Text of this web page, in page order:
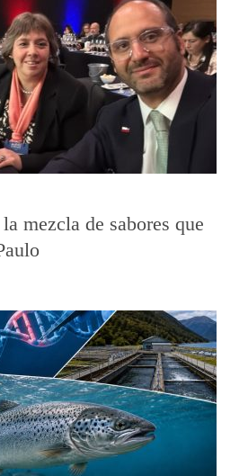
mezcla de sabores que